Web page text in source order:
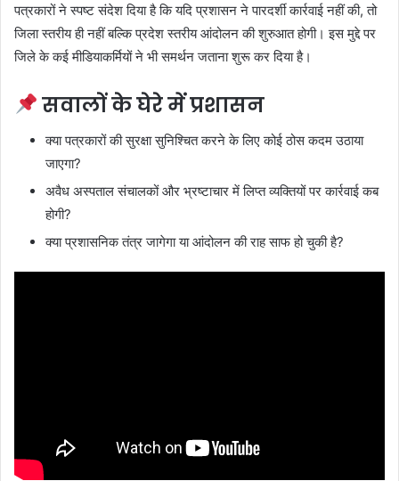
पत्रकारों ने स्पष्ट संदेश दिया है कि यदि प्रशासन ने पारदर्शी कार्रवाई नहीं की, तो
जिला स्तरीय ही नहीं बल्कि प्रदेश स्तरीय आंदोलन की शुरुआत होगी। इस मुद्दे पर
जिले के कई मीडियाकर्मियों ने भी समर्थन जताना शुरू कर दिया है।
सवालों के घेरे में प्रशासन
क्या पत्रकारों की सुरक्षा सुनिश्चित करने के लिए कोई ठोस कदम उठाया
जाएगा?
अवैध अस्पताल संचालकों और भ्रष्टाचार में लिप्त व्यक्तियों पर कार्रवाई कब
होगी?
क्या प्रशासनिक तंत्र जागेगा या आंदोलन की राह साफ हो चुकी है?